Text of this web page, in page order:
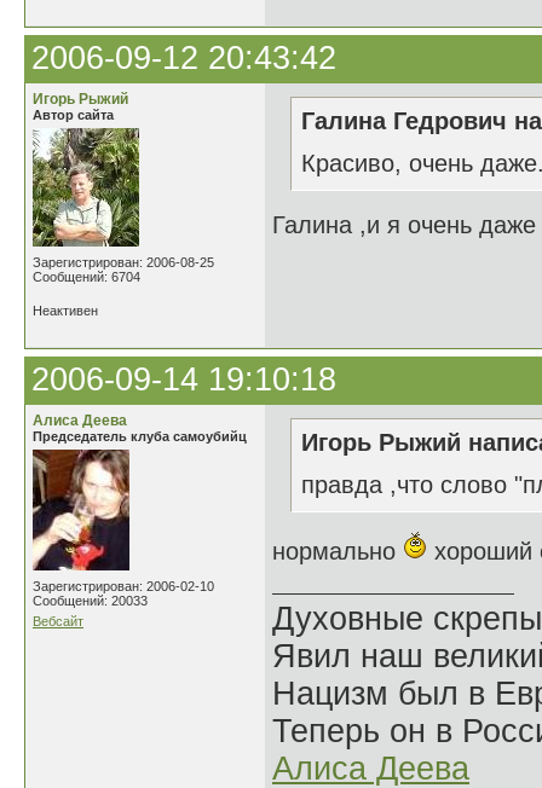
2006-09-12 20:43:42
Игорь Рыжий
Автор сайта
Зарегистрирован: 2006-08-25
Сообщений: 6704
Галина Гедрович
Красиво, очень
Галина ,и я очень
Неактивен
2006-09-14 19:10:18
Алиса Деева
Председатель клуба самоубийц
Зарегистрирован: 2006-02-10
Сообщений: 20033
Вебсайт
Игорь Рыжий
правда ,что слово
нормально хороший
Духовные
Явил наш
Нацизм был в
Теперь он в
Алиса Деева